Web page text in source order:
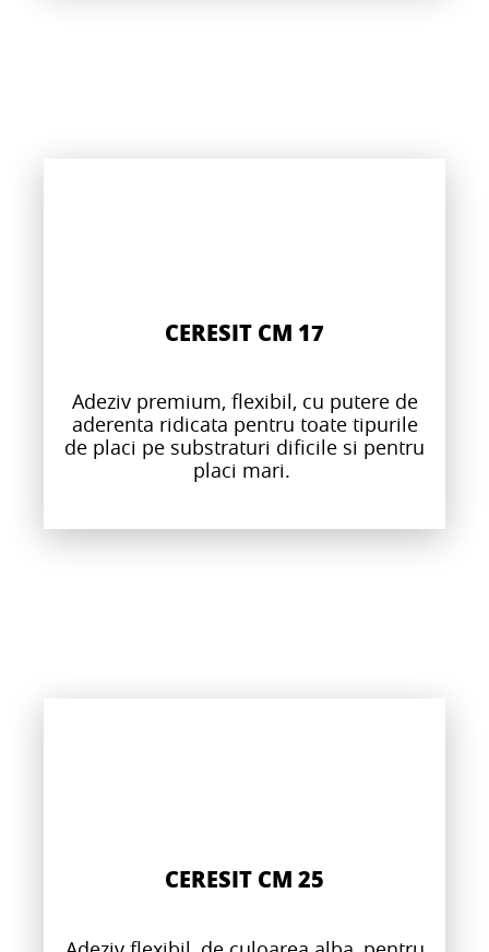
CERESIT CM 17
Adeziv premium, flexibil, cu putere de
aderenta ridicata pentru toate tipurile
de placi pe substraturi dificile si pentru
placi mari.
CERESIT CM 25